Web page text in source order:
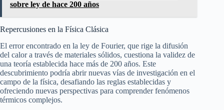
sobre ley de hace 200 años
Repercusiones en la Física Clásica
El error encontrado en la ley de Fourier, que rige la difusión
del calor a través de materiales sólidos, cuestiona la validez de
una teoría establecida hace más de 200 años. Este
descubrimiento podría abrir nuevas vías de investigación en el
campo de la física, desafiando las reglas establecidas y
ofreciendo nuevas perspectivas para comprender fenómenos
térmicos complejos.